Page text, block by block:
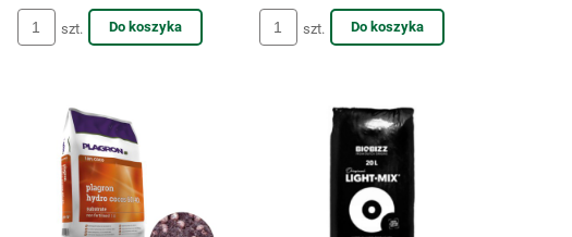
szt. Do koszyka szt. Do koszyka